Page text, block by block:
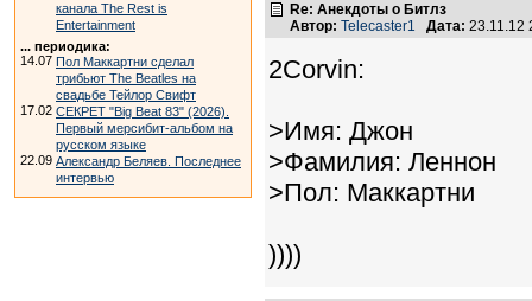
канала The Rest is
Entertainment
... периодика:
14.07 Пол Маккартни сделал
трибьют The Beatles на
свадьбе Тейлор Свифт
17.02 СЕКРЕТ "Big Beat 83" (2026).
Первый мерсибит-альбом на
русском языке
22.09 Александр Беляев. Последнее
интервью
Re: Анекдоты о Битлз
Автор: Telecaster1 Дата:
2Corvin:
>Имя: Джон
>Фамилия: Леннон
>Пол: Маккартни
))))